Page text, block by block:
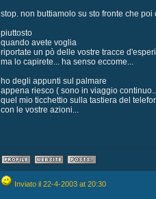
stop. non buttiamolo su sto fronte che
piuttosto
quando avete voglia
riportate un pò delle vostre tracce
ma lo capirete... ha senso eccome...
ho degli appunti sul palmare
appena riesco ( sono in viaggio
quel mio ticchettio sulla tastiera del
con le vostre azioni...
Inviato il 22-4-2003 at 20:30